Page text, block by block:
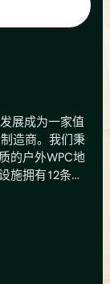
展成为一家值
造商。我们秉
的户外WPC地
施拥有12条生
应和稳定的质
料的耐用性和
能够承受马来